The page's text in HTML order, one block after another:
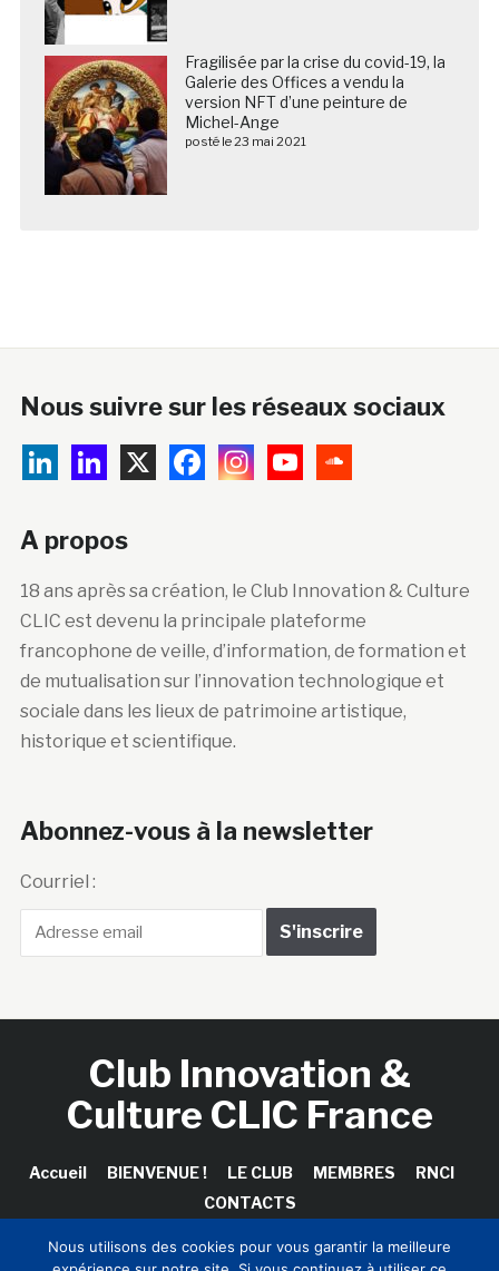
Fragilisée par la crise du covid-19, la
Galerie des Offices a vendu la
version NFT d’une peinture de
Michel-Ange
posté le 23 mai 2021
Nous suivre sur les réseaux sociaux
A propos
18 ans après sa création, le Club Innovation & Culture
CLIC est devenu la principale plateforme
francophone de veille, d’information, de formation et
de mutualisation sur l’innovation technologique et
sociale dans les lieux de patrimoine artistique,
historique et scientifique.
Abonnez-vous à la newsletter
Courriel :
Club Innovation &
Culture CLIC France
Accueil BIENVENUE ! LE CLUB MEMBRES
RNCI
CONTACTS
Nous utilisons des cookies pour vous garantir la meilleure